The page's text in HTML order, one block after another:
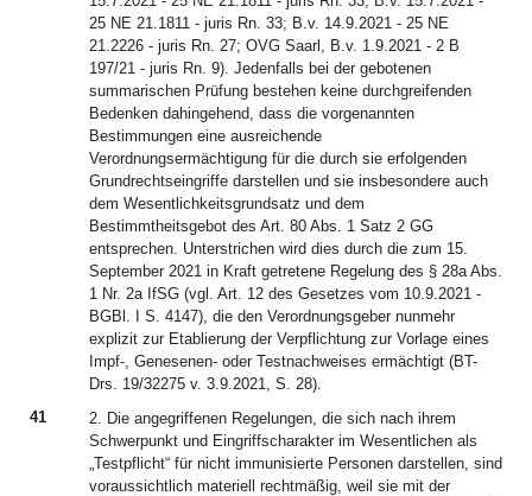
25 NE 21.1811 - juris Rn. 33; B.v. 14.9.2021 - 25 NE
21.2226 - juris Rn. 27; OVG Saarl, B.v. 1.9.2021 - 2 B
197/21 - juris Rn. 9). Jedenfalls bei der gebotenen
summarischen Prüfung bestehen keine durchgreifenden
Bedenken dahingehend, dass die vorgenannten
Bestimmungen eine ausreichende
Verordnungsermächtigung für die durch sie erfolgenden
Grundrechtseingriffe darstellen und sie insbesondere auch
dem Wesentlichkeitsgrundsatz und dem
Bestimmtheitsgebot des Art. 80 Abs. 1 Satz 2 GG
entsprechen. Unterstrichen wird dies durch die zum 15.
September 2021 in Kraft getretene Regelung des § 28a Abs.
1 Nr. 2a IfSG (vgl. Art. 12 des Gesetzes vom 10.9.2021 -
BGBl. I S. 4147), die den Verordnungsgeber nunmehr
explizit zur Etablierung der Verpflichtung zur Vorlage eines
Impf-, Genesenen- oder Testnachweises ermächtigt (BT-
Drs. 19/32275 v. 3.9.2021, S. 28).
41
2. Die angegriffenen Regelungen, die sich nach ihrem
Schwerpunkt und Eingriffscharakter im Wesentlichen als
„Testpflicht“ für nicht immunisierte Personen darstellen, sind
voraussichtlich materiell rechtmäßig, weil sie mit der